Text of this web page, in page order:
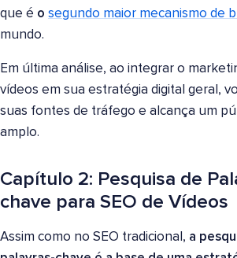
que é o segundo maior mecanismo de
mundo.
Em última análise, ao integrar o
vídeos em sua estratégia digital geral,
suas fontes de tráfego e alcança um
amplo.
Capítulo 2: Pesquisa de
chave para SEO de Vídeos
Assim como no SEO tradicional, a